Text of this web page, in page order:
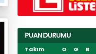
PUAN DURUMU
Takım O G B